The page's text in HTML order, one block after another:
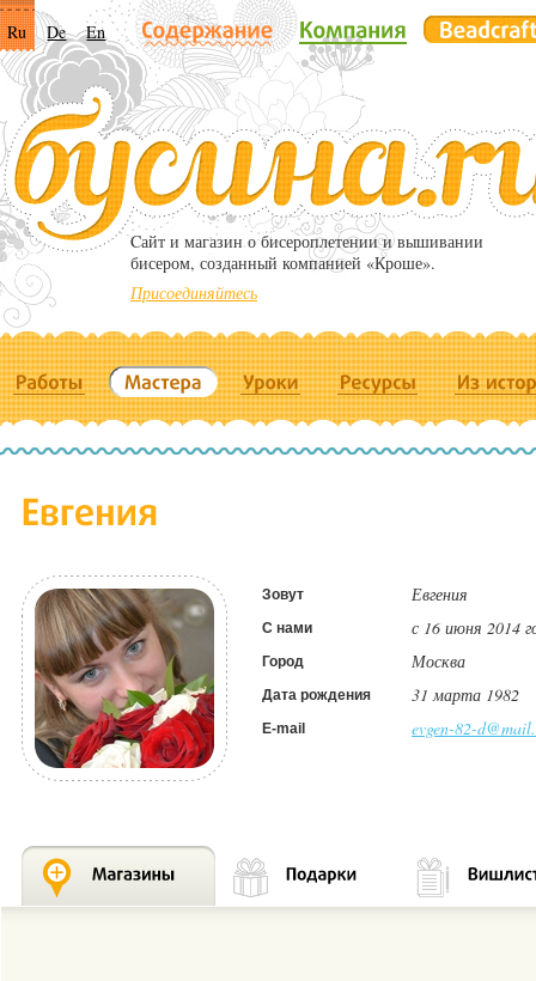
Ru De En
Cайт и магазин о бисероплетении и вышивании
бисером, созданный компанией «Кроше».
Присоединяйтесь
Зовут Евгения
С нами с 16 июня 2014
Город Москва
Дата рождения 31 марта 1982
E-mail evgen-82-